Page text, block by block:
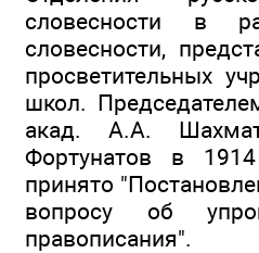
словесности в
словесности,
просветительных
школ.
акад. А.А.
Фортунатов в
принято
вопросу об
правописания".